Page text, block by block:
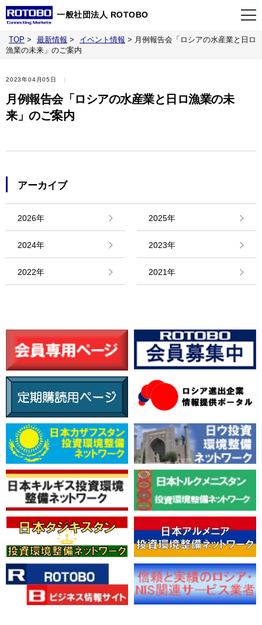
一般社団法人 ROTOBO
TOP
最新情報
当会について
刊行物
情報館
TOP > 最新情報 > イベント情報 > 月例報告会「ロシアの水産業と日ロ
漁業の未来」のご案内
2023年04月05日
月例報告会「ロシアの水産業と日ロ漁業の未
来」のご案内
アーカイブ
2026年 2025年
2024年 2023年
2022年 2021年